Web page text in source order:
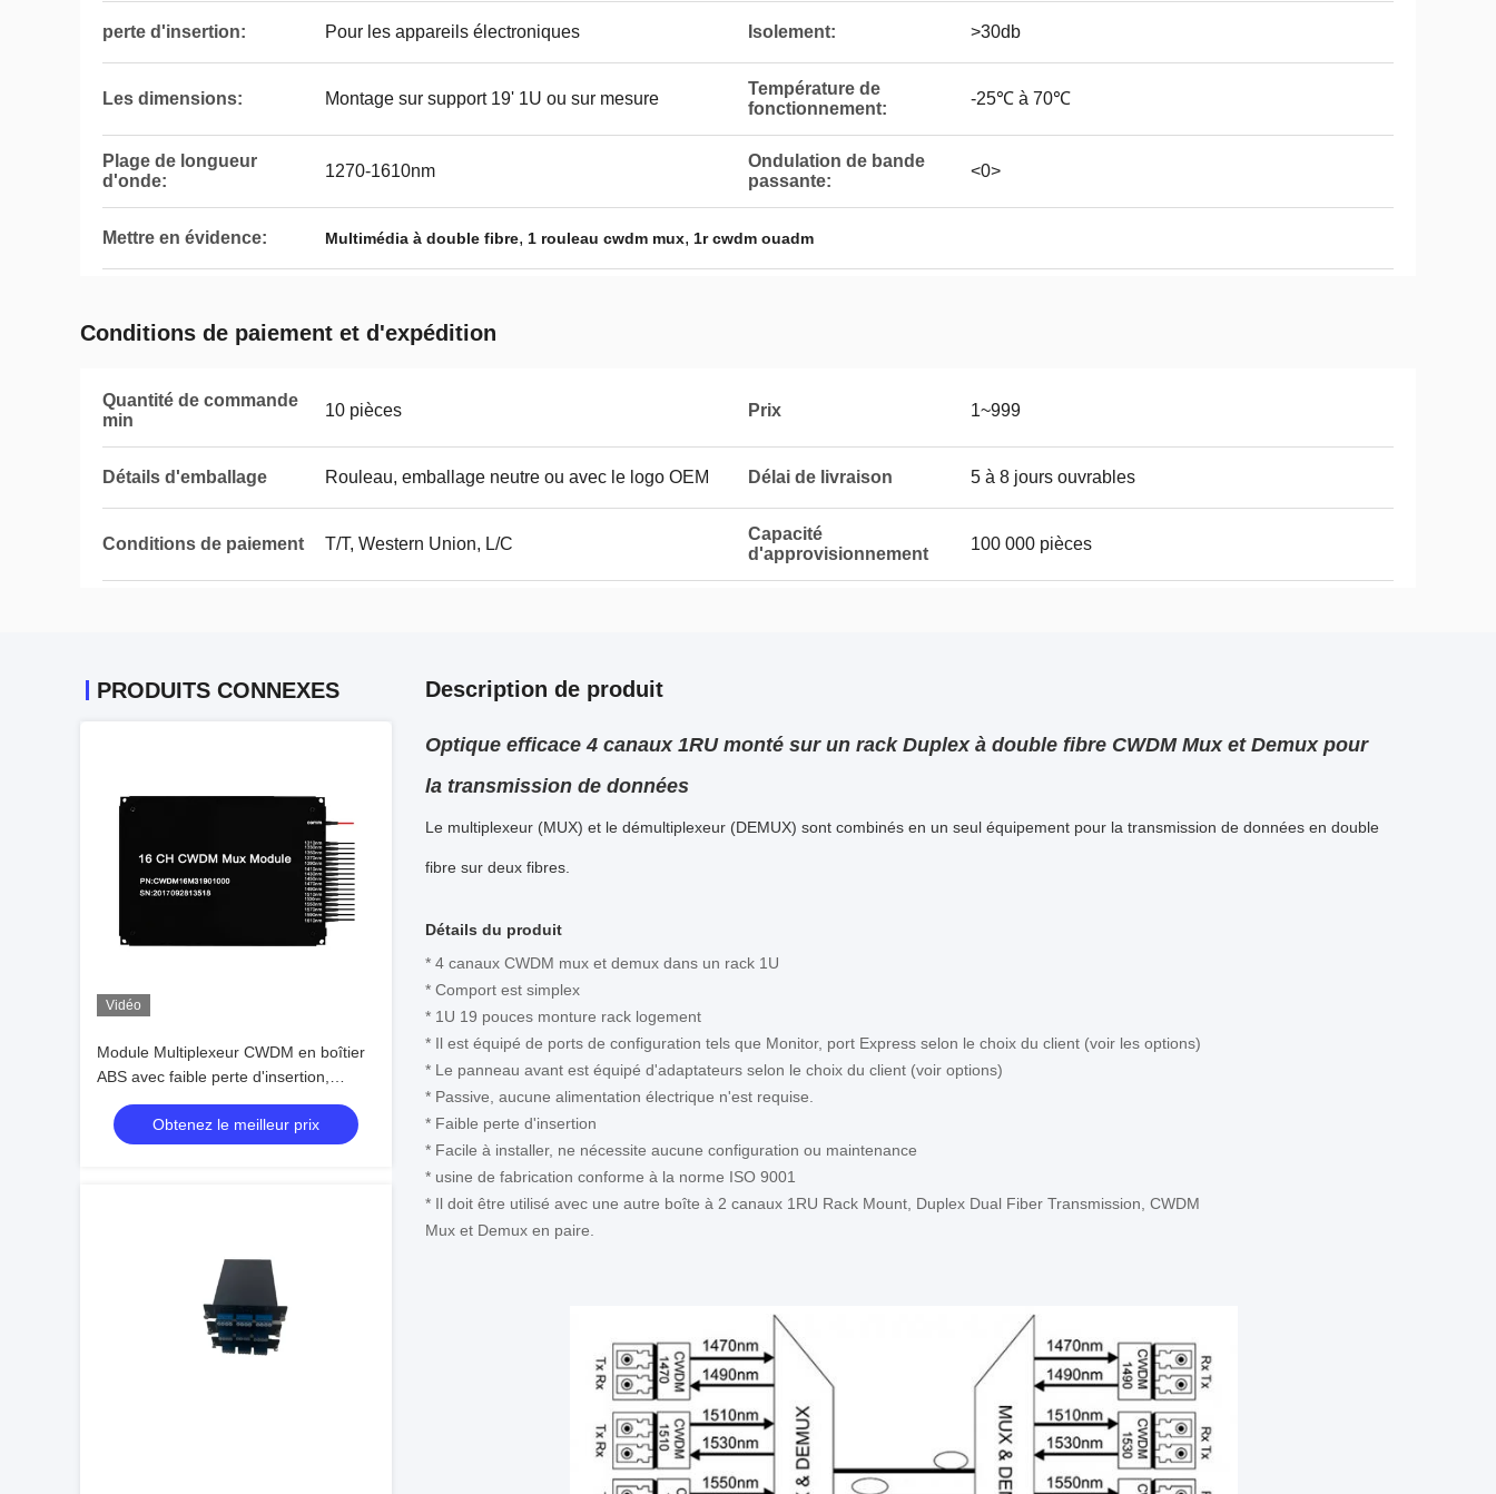
perte d'insertion: Pour les appareils électroniques Isolement: >30db
Les dimensions: Montage sur support 19' 1U ou sur mesure
Température de
fonctionnement:
-25℃ à 70℃
Plage de longueur
d'onde:
1270-1610nm
Ondulation de bande
passante:
<0>
Mettre en évidence: Multimédia à double fibre, 1 rouleau cwdm mux, 1r cwdm ouadm
Conditions de paiement et d'expédition
Quantité de commande
min
10 pièces Prix 1~999
Détails d'emballage Rouleau, emballage neutre ou avec le logo OEM Délai de livraison 5 à 8 jours ouvrables
Conditions de paiement T/T, Western Union, L/C
Capacité
d'approvisionnement
100 000 pièces
PRODUITS CONNEXES
Vidéo
Module Multiplexeur CWDM en boîtier
ABS avec faible perte d'insertion,
isolation de canal élevée et large plage
de longueurs d'onde
Obtenez le meilleur prix
Description de produit
Optique efficace 4 canaux 1RU monté sur un rack Duplex à double fibre CWDM Mux et Demux pour
la transmission de données
Le multiplexeur (MUX) et le démultiplexeur (DEMUX) sont combinés en un seul équipement pour la transmission de données en double
fibre sur deux fibres.
Détails du produit
* 4 canaux CWDM mux et demux dans un rack 1U
* Comport est simplex
* 1U 19 pouces monture rack logement
* Il est équipé de ports de configuration tels que Monitor, port Express selon le choix du client (voir les options)
* Le panneau avant est équipé d'adaptateurs selon le choix du client (voir options)
* Passive, aucune alimentation électrique n'est requise.
* Faible perte d'insertion
* Facile à installer, ne nécessite aucune configuration ou maintenance
* usine de fabrication conforme à la norme ISO 9001
* Il doit être utilisé avec une autre boîte à 2 canaux 1RU Rack Mount, Duplex Dual Fiber Transmission, CWDM
Mux et Demux en paire.